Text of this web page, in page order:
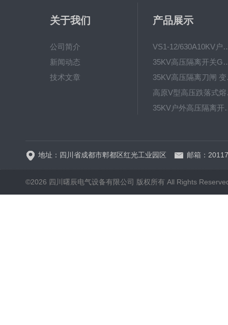
关于我们
公司简介
新闻动态
技术文章
产品展示
VS1-12/630A10KV
35KV高压隔离开关
高
35KV户外
地址：四川省成都市郫都区红光工业园区 邮箱：
©2026 四川曙辰电气设备有限公司 版权所有 All Rights